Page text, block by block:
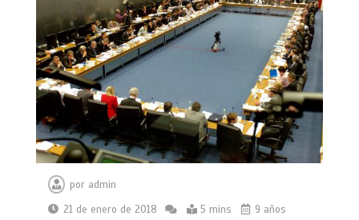
por admin
21 de enero de 2018
5 mins 9 años